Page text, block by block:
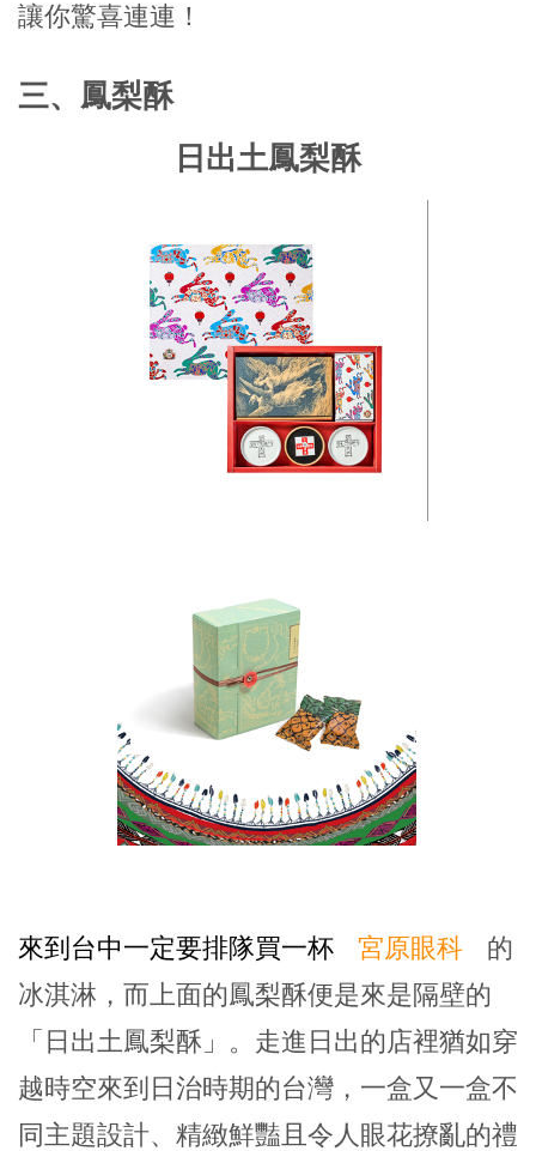
讓你驚喜連連！
三、鳳梨酥
日出土鳳梨酥
來到台中一定要排隊買一杯 宮原眼科
的
冰淇淋，而上面的鳳梨酥便是來是隔壁的
「日出土鳳梨酥」。走進日出的店裡猶如穿
越時空來到日治時期的台灣，一盒又一盒不
同主題設計、精緻鮮豔且令人眼花撩亂的禮